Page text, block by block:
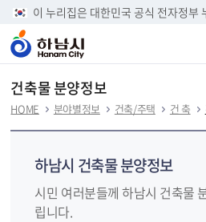
본문 바로
이 누리집은 대한민국 공식 전자정부
건축물 분양정보
HOME 분야별정보 건축/주택 건 축
하남시 건축물 분양정보
시민 여러분들께 하남시 건축물
립니다.